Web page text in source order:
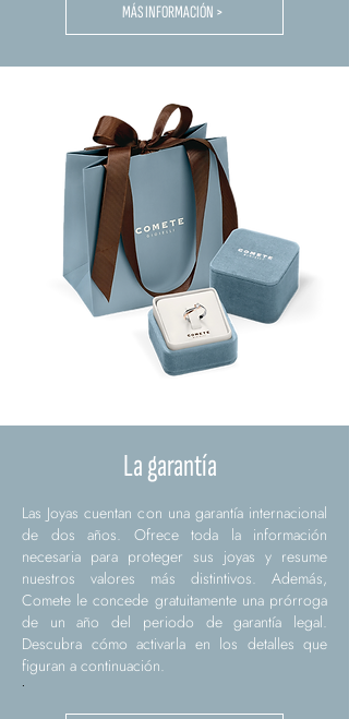
MÁS INFORMACIÓN >
La garantía
Las Joyas cuentan con una garantía internacional
de dos años. Ofrece toda la información
necesaria para proteger sus joyas y resume
nuestros valores más distintivos. Además,
Comete le concede gratuitamente una prórroga
de un año del periodo de garantía legal.
Descubra cómo activarla en los detalles que
figuran a continuación.